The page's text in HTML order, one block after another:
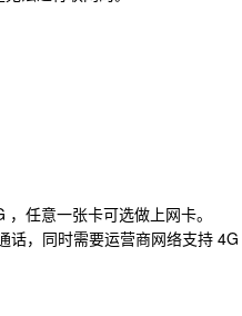
任意一张卡可选做上网卡。
话，同时需要运营商网络支持 4G